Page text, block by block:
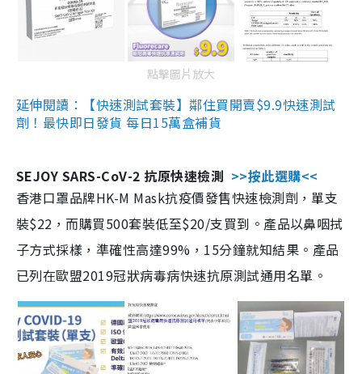
點擊圖片放大
延伸閱讀：【快速測試套裝】鄰住買開賣$9.9快速測試
劑！最快即日發貨 每日15萬盒補貨
SEJOY SARS-CoV-2 抗原快速檢測 >>按此選購<<
香港口罩品牌HK-M Mask抗疫價發售快速檢測劑，單支
裝$22，而購買500套裝低至$20/支買到。產品以鼻咽拭
子方式採樣，準確性高達99%，15分鐘就知結果。產品
已列在歐盟2019冠狀病毒病快速抗原測試通用名單。